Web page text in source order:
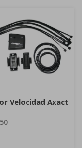
Velocidad Axact